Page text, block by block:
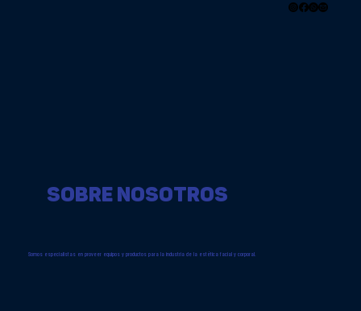
SOBRE NOSOTROS
Somos especialistas en proveer equipos y productos para la industria de la estética facial y corporal.